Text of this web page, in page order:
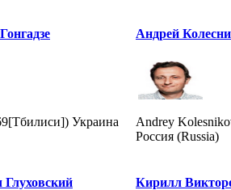
Украина
Андрей
Andrey
Россия (Russia)
Кирилл